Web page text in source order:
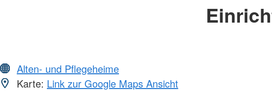
Alten- und Pflegeheime
Karte: Link zur Google Maps Ansicht